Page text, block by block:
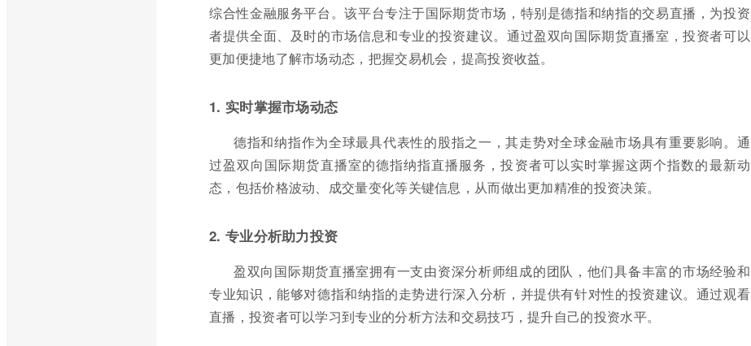
综合性金融服务平台。该平台专注于国际期货市场，特别是德指和纳指的交易直播，为投资
者提供全面、及时的市场信息和专业的投资建议。通过盈双向国际期货直播室，投资者可以
更加便捷地了解市场动态，把握交易机会，提高投资收益。
1. 实时掌握市场动态
德指和纳指作为全球最具代表性的股指之一，其走势对全球金融市场具有重要影响。通
过盈双向国际期货直播室的德指纳指直播服务，投资者可以实时掌握这两个指数的最新动
态，包括价格波动、成交量变化等关键信息，从而做出更加精准的投资决策。
2. 专业分析助力投资
盈双向国际期货直播室拥有一支由资深分析师组成的团队，他们具备丰富的市场经验和
专业知识，能够对德指和纳指的走势进行深入分析，并提供有针对性的投资建议。通过观看
直播，投资者可以学习到专业的分析方法和交易技巧，提升自己的投资水平。